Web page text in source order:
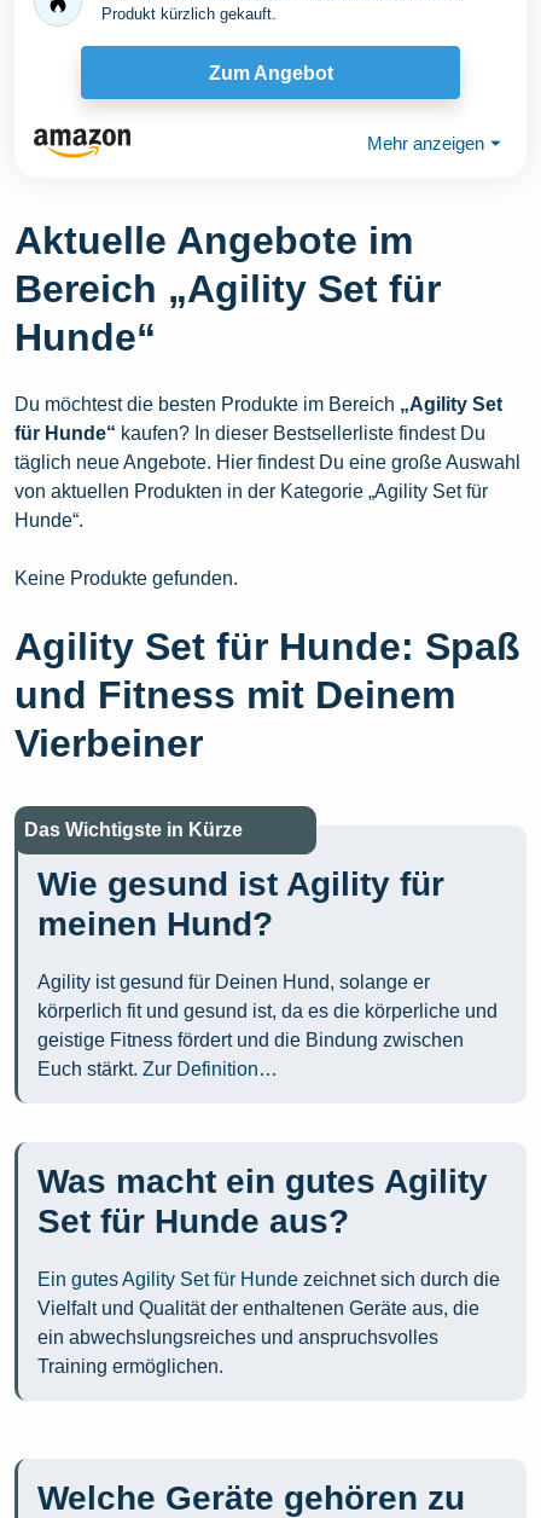
Produkt kürzlich gekauft.
Zum Angebot
Mehr anzeigen ⏷
Aktuelle Angebote im
Bereich „Agility Set für
Hunde“
Du möchtest die besten Produkte im Bereich „Agility Set
für Hunde“ kaufen? In dieser Bestsellerliste findest Du
täglich neue Angebote. Hier findest Du eine große Auswahl
von aktuellen Produkten in der Kategorie „Agility Set für
Hunde“.
Keine Produkte gefunden.
Agility Set für Hunde: Spaß
und Fitness mit Deinem
Vierbeiner
Das Wichtigste in Kürze
Wie gesund ist Agility für
meinen Hund?
Agility ist gesund für Deinen Hund, solange er
körperlich fit und gesund ist, da es die körperliche und
geistige Fitness fördert und die Bindung zwischen
Euch stärkt. Zur Definition…
Was macht ein gutes Agility
Set für Hunde aus?
Ein gutes Agility Set für Hunde zeichnet sich durch die
Vielfalt und Qualität der enthaltenen Geräte aus, die
ein abwechslungsreiches und anspruchsvolles
Training ermöglichen.
Welche Geräte gehören zu